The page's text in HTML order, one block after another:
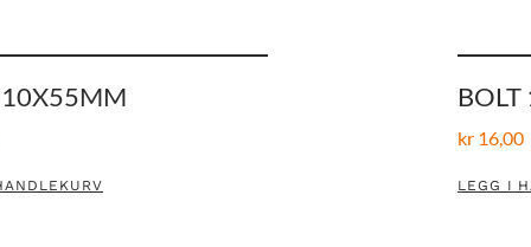
10X55MM
kr 16,00
LEGG I